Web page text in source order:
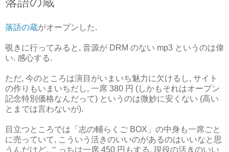
落語の蔵がオープンした.
覗きに行ってみると, 音源が DRM のない mp3 というのは偉
い. 感心する.
ただ, 今のところは演目がいまいち魅力に欠けるし, サイト
の作りもいまいちだし, 一席 380 円 (しかもそれはオープン
記念特別価格なんだって) というのは微妙に安くない (高い
とまでは言わないが).
目立つところでは「志の輔らくご BOX」の中身も一席ごと
に売っていて, こういう活きのいいのがあるのはいいなと思
うんだけど, こっちは一席 450 円もする. 現役の活きのいい